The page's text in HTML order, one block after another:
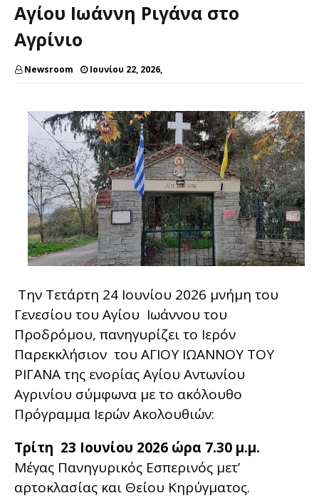
Αγίου Ιωάννη Ριγάνα στο
Αγρίνιο
Newsroom Ιουνίου 22, 2026,
Την Τετάρτη 24 Ιουνίου 2026 μνήμη του
Γενεσίου του Αγίου Ιωάννου του
Προδρόμου, πανηγυρίζει το Ιερόν
Παρεκκλήσιον του ΑΓΙΟΥ ΙΩΑΝΝΟΥ ΤΟΥ
ΡΙΓΑΝΑ της ενορίας Αγίου Αντωνίου
Αγρινίου σύμφωνα με το ακόλουθο
Πρόγραμμα Ιερών Ακολουθιών:
Τρίτη 23 Ιουνίου 2026 ώρα 7.30 μ.μ.
Μέγας Πανηγυρικός Εσπερινός μετ’
αρτοκλασίας και Θείου Κηρύγματος.